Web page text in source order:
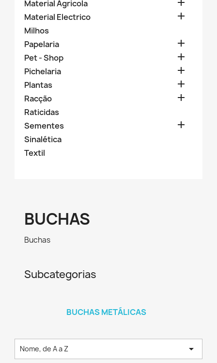
Material Agricola

Material Electrico 
Milhos
Papelaria

Pet - Shop 
Pichelaria 
Plantas 
Racção 
Raticidas
Sementes

Sinalética
Textil
BUCHAS
Buchas
Subcategorias
BUCHAS METÁLICAS
Nome, de A a Z 